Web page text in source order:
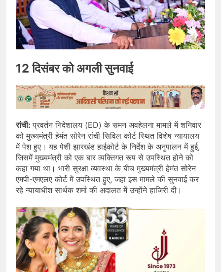
12 दिसंबर को अगली सुनवाई
रांची:प्रवर्तन निदेशालय (ED) के समन अवहेलना मामले में शनिवार
को मुख्यमंत्री हेमंत सोरेन रांची सिविल कोर्ट स्थित विशेष न्यायालय
में पेश हुए। यह पेशी झारखंड हाईकोर्ट के निर्देश के अनुपालन में हुई,
जिसमें मुख्यमंत्री को एक बार व्यक्तिगत रूप से उपस्थित होने को
कहा गया था। भारी सुरक्षा व्यवस्था के बीच मुख्यमंत्री हेमंत सोरेन
एमपी-एमएलए कोर्ट में उपस्थित हुए, जहां इस मामले की सुनवाई कर
रहे न्यायाधीश सार्थक शर्मा की अदालत में उन्होंने हाजिरी दी।